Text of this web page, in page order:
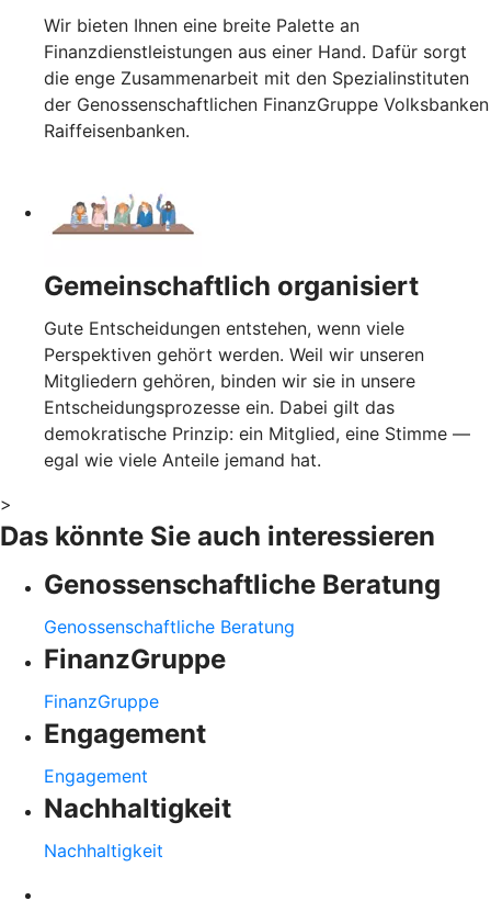
Wir bieten Ihnen eine breite Palette an
Finanzdienstleistungen aus einer Hand. Dafür sorgt
die enge Zusammenarbeit mit den Spezialinstituten
der Genossenschaftlichen FinanzGruppe Volksbanken
Raiffeisenbanken.
Gemeinschaftlich organisiert
Gute Entscheidungen entstehen, wenn viele
Perspektiven gehört werden. Weil wir unseren
Mitgliedern gehören, binden wir sie in unsere
Entscheidungsprozesse ein. Dabei gilt das
demokratische Prinzip: ein Mitglied, eine Stimme —
egal wie viele Anteile jemand hat.
>
Das könnte Sie auch interessieren
Genossenschaftliche Beratung
Genossenschaftliche Beratung
FinanzGruppe
FinanzGruppe
Engagement
Engagement
Nachhaltigkeit
Nachhaltigkeit